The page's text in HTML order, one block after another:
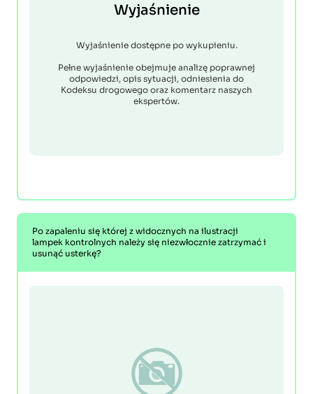
Wyjaśnienie
Wyjaśnienie dostępne po wykupieniu.
Pełne wyjaśnienie obejmuje analizę poprawnej
odpowiedzi, opis sytuacji, odniesienia do
Kodeksu drogowego oraz komentarz naszych
ekspertów.
Po zapaleniu się której z widocznych na ilustracji
lampek kontrolnych należy się niezwłocznie zatrzymać i
usunąć usterkę?